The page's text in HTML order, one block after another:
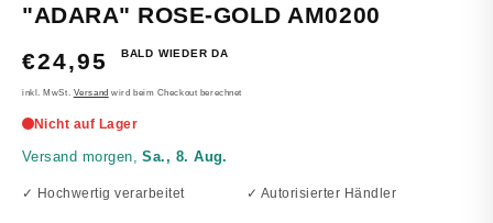
"ADARA" ROSE-GOLD AM0200
NORMALER
PREIS
€24,95 BALD WIEDER DA
inkl. MwSt. Versand wird beim Checkout berechnet
✓ Hochwertig verarbeitet ✓ Autorisierter Händler